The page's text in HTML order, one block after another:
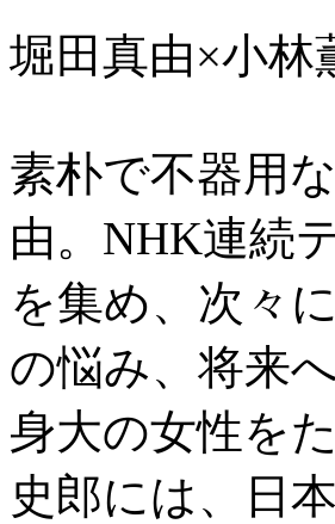
堀田真由×小林
素朴で不器用
由。NHK連続
を集め、次々
の悩み、将来
身大の女性を
史郎には、日